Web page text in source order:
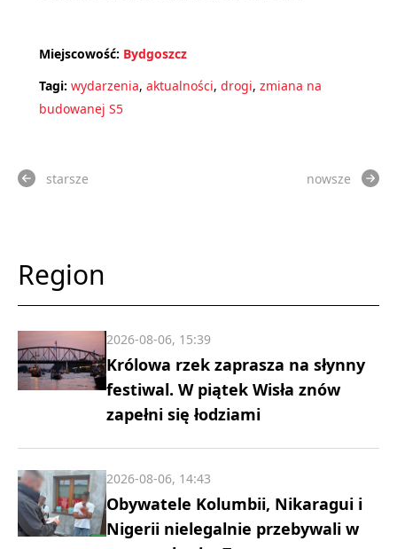
Miejscowość: Bydgoszcz
Tagi: wydarzenia, aktualności, drogi, zmiana na
budowanej S5
starsze nowsze
Region
Królowa rzek zaprasza na słynny
festiwal. W piątek Wisła znów
zapełni się łodziami
2026-08-06, 15:39
Obywatele Kolumbii, Nikaragui i
Nigerii nielegalnie przebywali w
2026-08-06, 14:43